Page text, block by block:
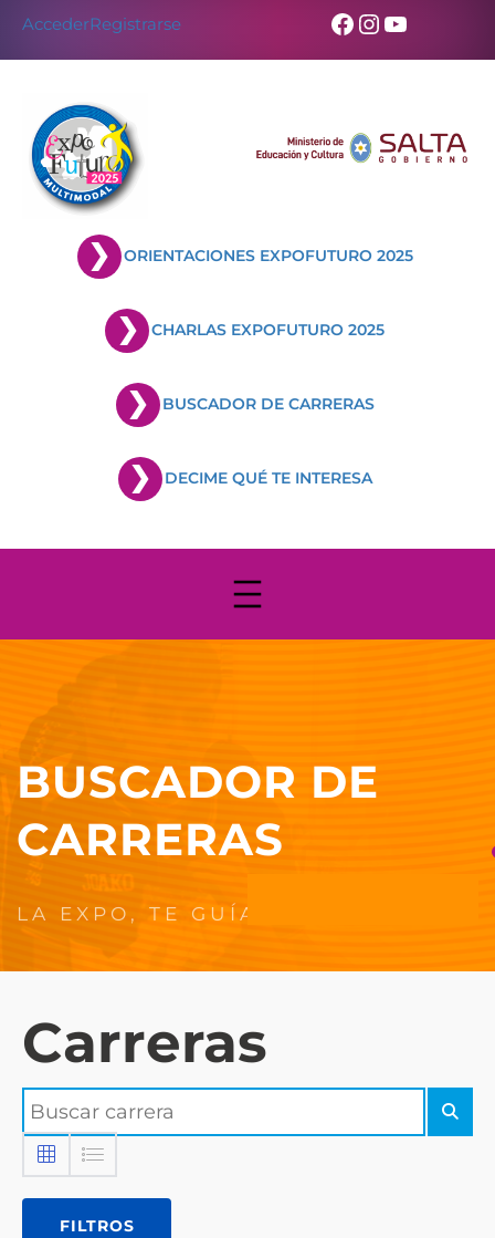
content
AccederRegistrarse Facebook
Instagram
YouTube
ORIENTACIONES EXPOFUTURO 2025
CHARLAS EXPOFUTURO 2025
BUSCADOR DE CARRERAS
DECIME QUÉ TE INTERESA
BUSCADOR DE
CARRERAS
Carreras
FILTROS